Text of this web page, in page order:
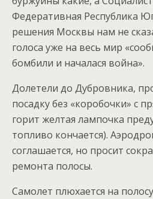
Федеративная Республика
решения Москвы нам не
голоса уже на весь мир
бомбили и началася война».
Долетели до Дубровника,
посадку без «коробочки» с
горит желтая лампочка
топливо кончается).
соглашается, но просит
ремонта полосы.
Самолет плюхается на